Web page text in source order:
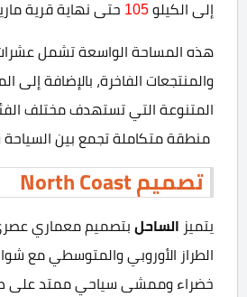
إلى الكيلو 105 حتى نهاية قرية
هذه المساحة الواسعة تشمل
والمنتجعات الفاخرة، بالإضافة إلى
المتنوعة التي تستهدف مختلف
منطقة متكاملة تجمع بين السياحة
تصميمNorth Coast
يتميز الساحل بتصميم معماري
الطراز الأوروبي والمتوسطي مع
خضراء وممشى سياحي ممتد على